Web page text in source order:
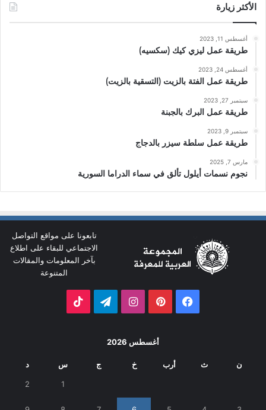
الأكثر زيارة
أغسطس 11, 2023
طريقة عمل ليزي كيك (سكسيه)
أغسطس 24, 2023
طريقة عمل الفتة بالزيت (التسقية بالزيت)
سبتمبر 27, 2023
طريقة عمل البرك بالجبنة
سبتمبر 9, 2023
طريقة عمل سلطة سيزر بالدجاج
مارس 7, 2025
نجوم نسمات أيلول تألق في سماء الدراما السورية
تابعونا على مواقع التواصل
الاجتماعي للبقاء على اطلاع
بآخر المعلومات والمقالات
المتنوعة
فيسبوك بينتيريستانستقرامتيلقرام
أغسطس 2026
ن ث أرب خ ج س د
1
2